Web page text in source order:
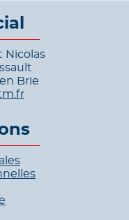
Nicolas
Brie